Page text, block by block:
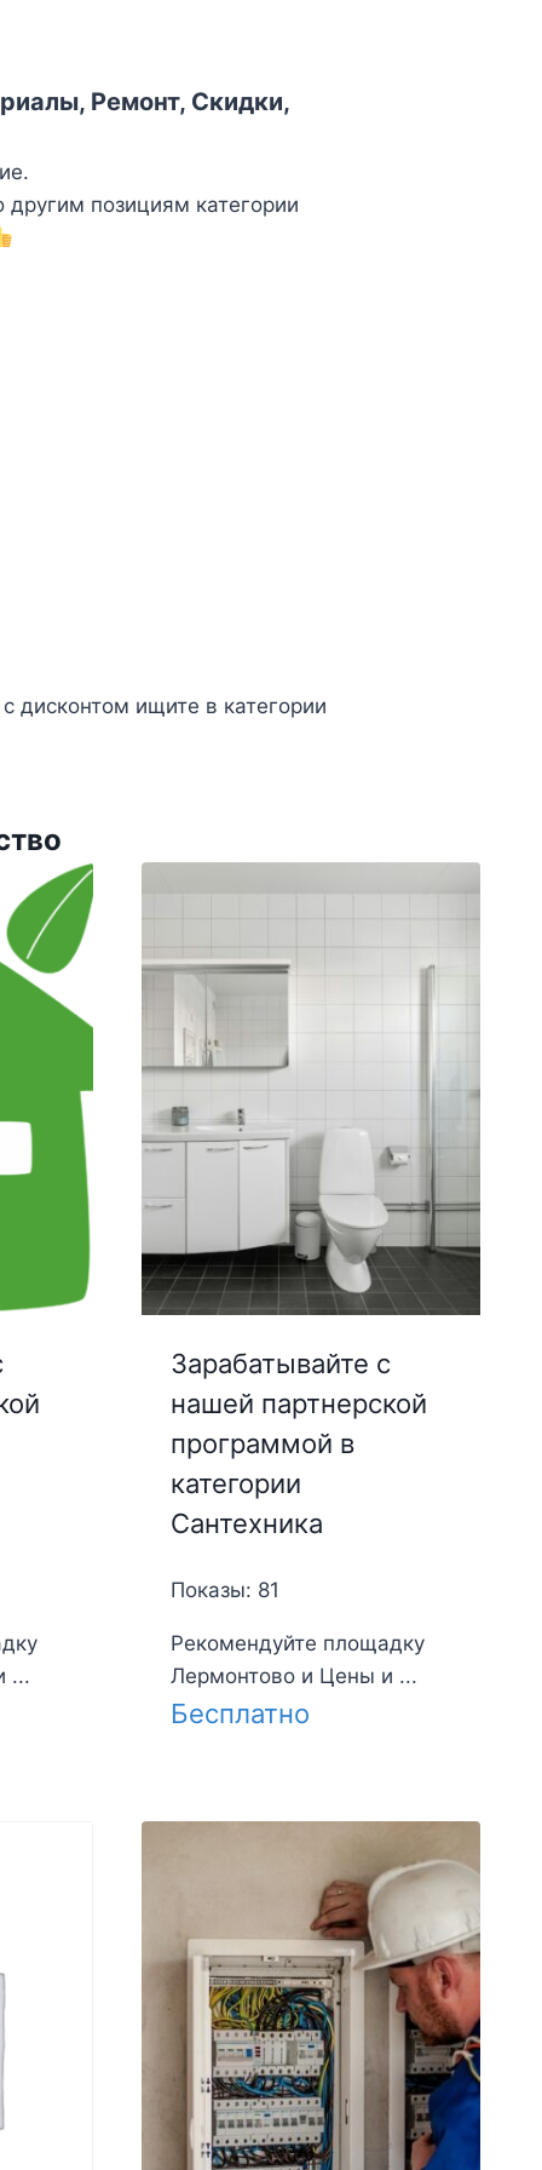
Ремонт, Скидки,
позициям категории
дисконтом ищите в категории
...
Зарабатывайте с
нашей партнерской
программой в
категории
Сантехника
Показы: 81
Рекомендуйте площадку
Лермонтово и Цены и ...
Бесплатно